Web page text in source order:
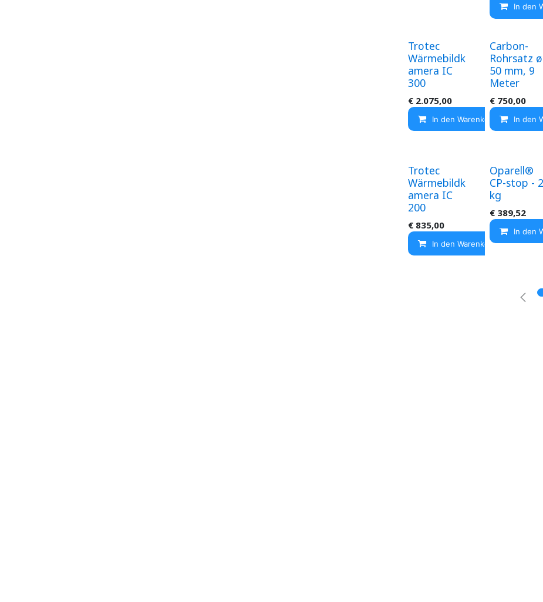
In den
Trotec
Wärmebildk
amera IC
300
€ 2.075,00
In den Warenkorb
Carbon-
Rohrsatz ø
50 mm, 9
Meter
€ 750,00
In den
Trotec
Wärmebildk
amera IC
200
€ 835,00
In den Warenkorb
Oparell®
CP-stop -
kg
€ 389,52
In den